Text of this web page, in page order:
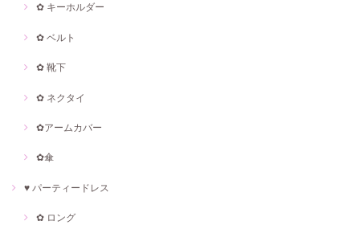
✿ キーホルダー
✿ ベルト
✿ 靴下
✿ ネクタイ
✿アームカバー
✿傘
♥ パーティードレス
✿ ロング